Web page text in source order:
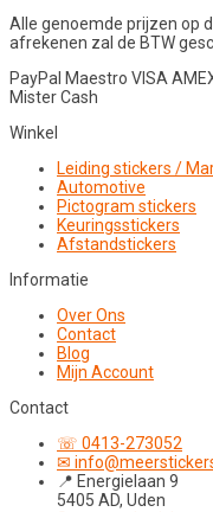
Alle genoemde prijzen op
afrekenen zal de BTW
PayPal Maestro VISA
Mister Cash
Winkel
Leiding stickers /
Automotive
Pictogram stickers
Keuringsstickers
Afstandstickers
Informatie
Over Ons
Contact
Blog
Mijn Account
Contact
☏ 0413-273052
✉
📍 Energielaan 9
5405 AD, Uden